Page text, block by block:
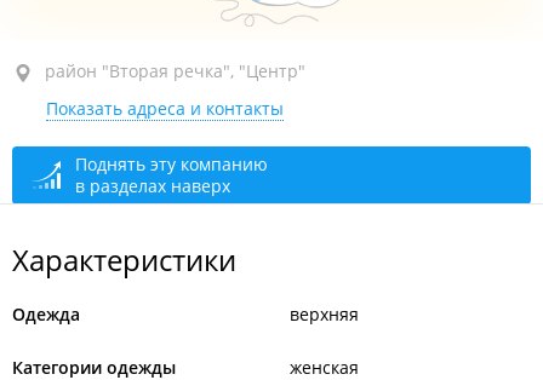
район "Вторая речка", ул. Русская, 2К
ТРЦ "Дружба", 2-й этаж, бут. 213
открыто: 10:00–20:00
район "Вторая речка", "Центр"
Показать адреса и контакты
Поднять эту компанию
в разделах наверх
Характеристики
Одежда верхняя
Категории одежды женская